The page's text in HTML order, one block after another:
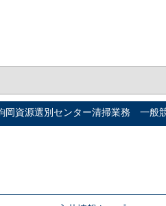
岡資源選別センター清掃業務 一般